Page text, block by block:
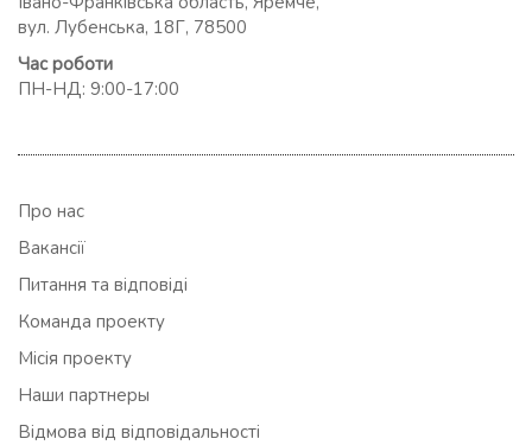
вул. Лубенська, 18Г, 78500
Час роботи
ПН-НД: 9:00-17:00
Про нас
Вакансії
Питання та відповіді
Команда проекту
Місія проекту
Наши партнеры
Відмова від відповідальності